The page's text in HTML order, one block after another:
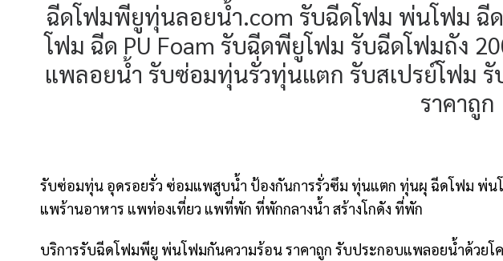
ฉีดโฟมพียูทุ่นลอยน้ำ.com รับฉีดโฟม พ่นโฟม ฉี
โฟม ฉีด PU Foam รับฉีดพียูโฟม รับฉีดโฟมถัง
แพลอยน้ำ รับซ่อมทุ่นรั่วทุ่นแตก รับสเปรย์โฟม
ราคาถูก
รับซ่อมทุ่น อุดรอยรั่ว ซ่อมแพสูบน้ำ ป้องกันการรั่วซึม ทุ่นแตก ทุ่นผุ ฉีดโฟม พ่
แพร้านอาหาร แพท่องเที่ยว แพที่พัก ที่พักกลางน้ำ สร้างโกดัง ที่พัก
บริการรับฉีดโฟมพียู พ่นโฟมกันความร้อน ราคาถูก รับประกอบแพลอยน้ำด้วยโ